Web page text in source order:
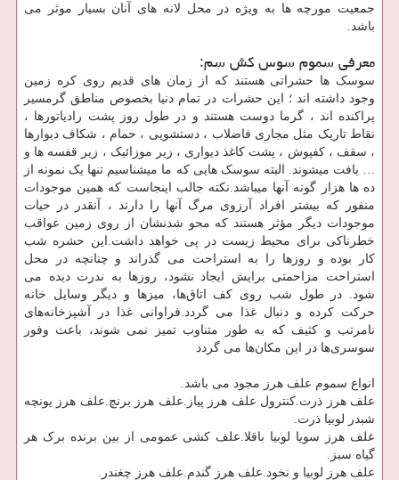
جمعیت مورچه ها به ویژه در محل لانه های آنان بسیار موثر می
باشد.
معرفی سموم سوس کش سم:
سوسک ها حشراتی هستند که از زمان های قدیم روی کره زمین
وجود داشته اند ؛ این حشرات در تمام دنیا بخصوص مناطق گرمسیر
پراکنده اند ، گرما دوست هستند و در طول روز پشت رادیاتورها ،
نقاط تاریک مثل مجاری فاضلاب ، دستشویی ، حمام ، شکاف دیوارها
، سقف ، کفپوش ، پشت کاغذ دیواری ، زیر موزائیک ، زیر قفسه ها و
… یافت میشوند. البته سوسک هایی که ما میشناسیم تنها یک نمونه از
ده ها هزار گونه آنها میباشد.نکته جالب اینجاست که همین موجودات
منفور که بیشتر افراد آرزوی مرگ آنها را دارند ، آنقدر در حیات
موجودات دیگر مؤثر هستند که محو شدنشان از روی زمین عواقب
خطرناکی برای محیط زیست در پی خواهد داشت.این حشره شب
کار بوده و روزها را به استراحت می ‌گذراند و چنانچه در محل
استراحت مزاحمتی برایش ایجاد نشود، روزها به ندرت دیده می
‌شود. در طول شب روی کف اتاق‌ها، میزها و دیگر وسایل خانه
حرکت کرده و دنبال غذا می ‌گردد.فراوانی غذا در آشپزخانه‌های
نامرتب و کثیف که به طور متناوب تمیز نمی ‌شوند، باعث وفور
سوسری‌ها در این مکان‌ها می‌ گردد
انواع سموم علف هرز مجود می باشد.
علف هرز ذرت.کنترول علف هرز پیاز.علف هرز برنچ.علف هرز یونچه
شبدر لوبیا ذرت.
علف هرز سویا لوبیا باقلا.علف کشی عمومی از بین برنده برک هر
گیاه سبز.
علف هرز لوبیا و نخود.علف هرز گندم.علف هرز چغندر.